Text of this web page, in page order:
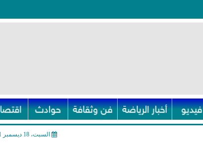
فيديو أخبار الرياضة فن وثقافة حوادث
السبت، 18 ديسمبر 2021